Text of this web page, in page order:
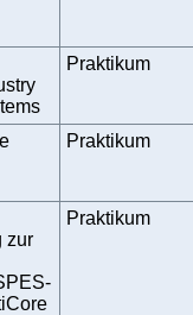
Praktikum
Praktikum
zur
Praktikum